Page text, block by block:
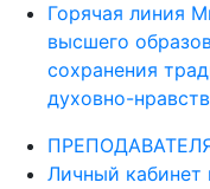
Горячая линия
высшего
сохранения
духовно-
Личный кабинет